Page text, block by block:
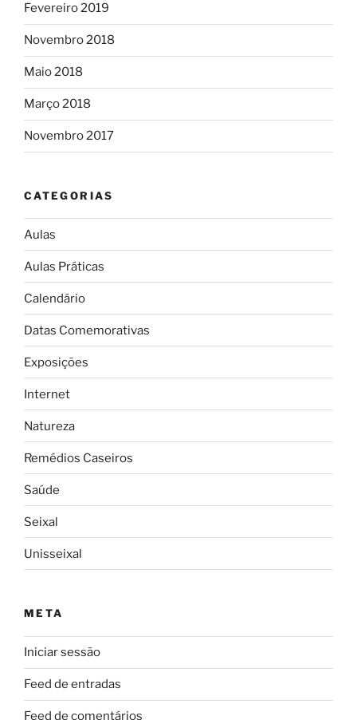
Fevereiro 2019
Novembro 2018
Maio 2018
Março 2018
Novembro 2017
CATEGORIAS
Aulas
Aulas Práticas
Calendário
Datas Comemorativas
Exposições
Internet
Natureza
Remédios Caseiros
Saúde
Seixal
Unisseixal
META
Iniciar sessão
Feed de entradas
Feed de comentários